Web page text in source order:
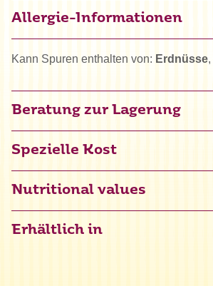
Allergie-Informationen
Kann Spuren enthalten von: Erdnüsse,
Beratung zur Lagerung
Spezielle Kost
Halal
Nutritional values
Erhältlich in